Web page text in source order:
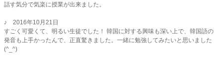
話す気分で気楽に授業が出来ました。
♪ 2016年10月21日
すごく可愛くて、明るい生徒でした！ 韓国に対する興味も深い上で、韓国語の
発音も上手かったんで、正直驚きました。一緒に勉強してみたいと思いました
(^_^)